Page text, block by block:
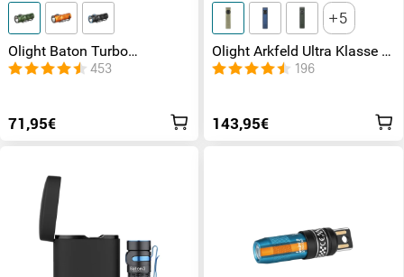
Olight Baton Turbo
Taschenlampe453
71,95€
5
Olight Arkfeld Ultra Klasse 1
EDC Taschenlampe mit UV
Licht Laser und Weißlicht
196
143,95€